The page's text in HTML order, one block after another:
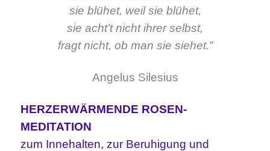
sie blühet, weil sie blühet,
sie acht’t nicht ihrer selbst,
fragt nicht, ob man sie siehet.”
Angelus Silesius
HERZERWÄRMENDE ROSEN-
MEDITATION
zum Innehalten, zur Beruhigung und